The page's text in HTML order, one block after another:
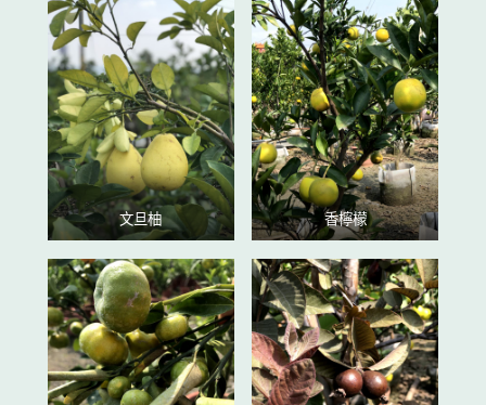
文旦柚 香檸檬